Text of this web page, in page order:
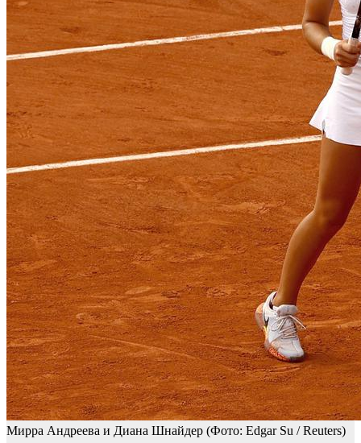
Мирра Андреева и Диана Шнайдер (Фото: Edgar Su / Reuters)